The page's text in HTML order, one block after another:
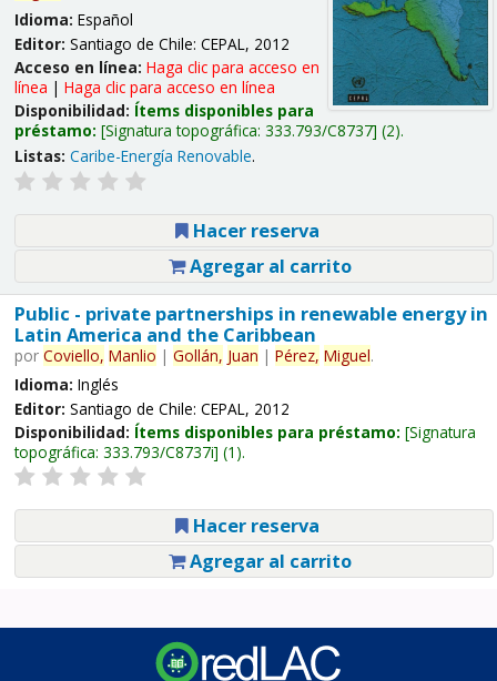
Idioma: Español
Editor: Santiago de Chile: CEPAL, 2012
Acceso en línea: Haga clic para acceso en
línea | Haga clic para acceso en línea
Disponibilidad: Ítems disponibles para
préstamo: Signatura topográfica: 333.793/C8737 (2).
Listas: Caribe-Energía Renovable.
Hacer reserva
Agregar al carrito
Public - private partnerships in renewable energy in
Latin America and the Caribbean
por Coviello, Manlio | Gollán, Juan | Pérez, Miguel.
Idioma: Inglés
Editor: Santiago de Chile: CEPAL, 2012
Disponibilidad: Ítems disponibles para préstamo: Signatura
topográfica: 333.793/C8737i (1).
Hacer reserva
Agregar al carrito